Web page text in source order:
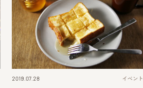
2019.07.28 イベント